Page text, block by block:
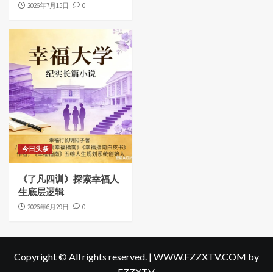
2026年7月15日 0
今日头条
《了凡四训》探索幸福人
生底层逻辑
2026年6月29日 0
Copyright © All rights reserved. | WWW.FZZXTV.COM by